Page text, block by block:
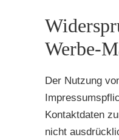
Werbe-
Der Nutzung
Kontaktdaten
nicht